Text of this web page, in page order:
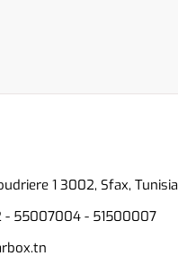
1 3002, Sfax, Tunisia
- 55007004 - 51500007